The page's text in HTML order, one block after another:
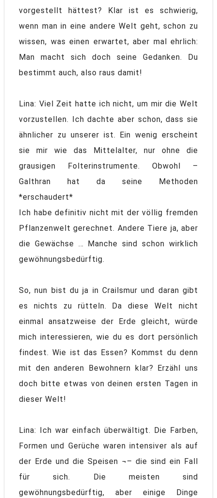
vorgestellt hättest? Klar ist es schwierig,
wenn man in eine andere Welt geht, schon zu
wissen, was einen erwartet, aber mal ehrlich:
Man macht sich doch seine Gedanken. Du
bestimmt auch, also raus damit!
Lina: Viel Zeit hatte ich nicht, um mir die Welt
vorzustellen. Ich dachte aber schon, dass sie
ähnlicher zu unserer ist. Ein wenig erscheint
sie mir wie das Mittelalter, nur ohne die
grausigen Folterinstrumente. Obwohl –
Galthran hat da seine Methoden
*erschaudert*
Ich habe definitiv nicht mit der völlig fremden
Pflanzenwelt gerechnet. Andere Tiere ja, aber
die Gewächse … Manche sind schon wirklich
gewöhnungsbedürftig.
So, nun bist du ja in Crailsmur und daran gibt
es nichts zu rütteln. Da diese Welt nicht
einmal ansatzweise der Erde gleicht, würde
mich interessieren, wie du es dort persönlich
findest. Wie ist das Essen? Kommst du denn
mit den anderen Bewohnern klar? Erzähl uns
doch bitte etwas von deinen ersten Tagen in
dieser Welt!
Lina: Ich war einfach überwältigt. Die Farben,
Formen und Gerüche waren intensiver als auf
der Erde und die Speisen ¬– die sind ein Fall
für sich. Die meisten sind
gewöhnungsbedürftig, aber einige Dinge